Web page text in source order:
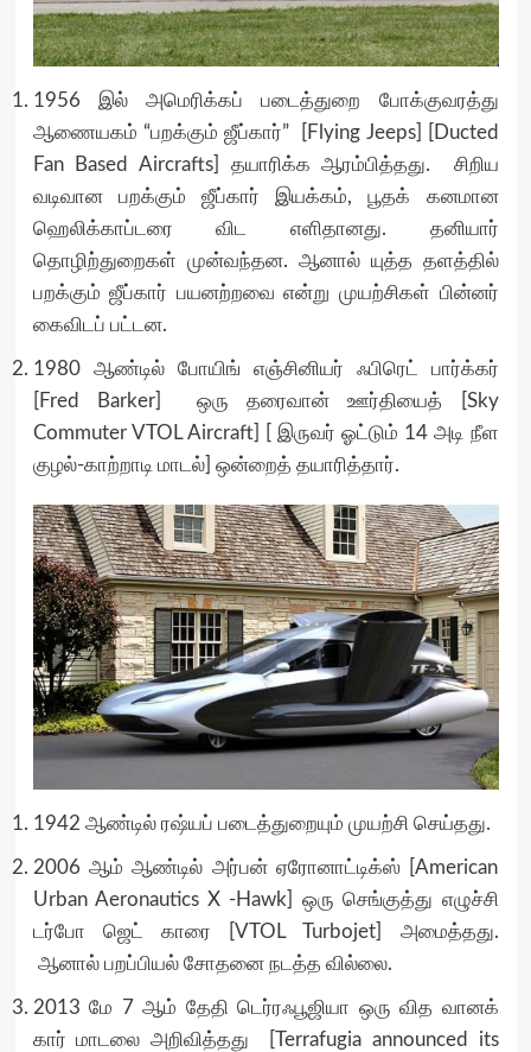
1956 இல் அமெரிக்கப் படைத்துறை போக்குவரத்து
ஆணையகம் “பறக்கும் ஜீப்கார்” [Flying Jeeps] [Ducted
Fan Based Aircrafts] தயாரிக்க ஆரம்பித்தது. சிறிய
வடிவான பறக்கும் ஜீப்கார் இயக்கம், பூதக் கனமான
ஹெலிக்காப்டரை விட எளிதானது. தனியார்
தொழிற்துறைகள் முன்வந்தன. ஆனால் யுத்த தளத்தில்
பறக்கும் ஜீப்கார் பயனற்றவை என்று முயற்சிகள் பின்னர்
கைவிடப் பட்டன.
1980 ஆண்டில் போயிங் எஞ்சினியர் ஃபிரெட் பார்க்கர்
[Fred Barker] ஒரு தரைவான் ஊர்தியைத் [Sky
Commuter VTOL Aircraft] [ இருவர் ஓட்டும் 14 அடி நீள
குழல்-காற்றாடி மாடல்] ஒன்றைத் தயாரித்தார்.
1942 ஆண்டில் ரஷ்யப் படைத்துறையும் முயற்சி செய்தது.
2006 ஆம் ஆண்டில் அர்பன் ஏரோனாட்டிக்ஸ் [American
Urban Aeronautics X -Hawk] ஒரு செங்குத்து எழுச்சி
டர்போ ஜெட் காரை [VTOL Turbojet] அமைத்தது.
ஆனால் பறப்பியல் சோதனை நடத்த வில்லை.
2013 மே 7 ஆம் தேதி டெர்ரஃபூஜியா ஒரு வித வானக்
கார் மாடலை அறிவித்தது [Terrafugia announced its